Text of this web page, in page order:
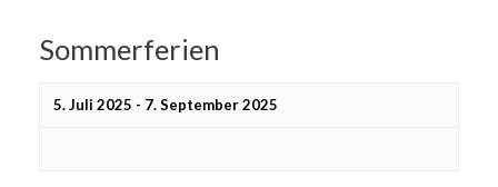
Sommerferien
5. Juli 2025 - 7. September 2025